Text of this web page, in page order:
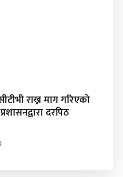
राख्न माग गरिएको
दरपिठ